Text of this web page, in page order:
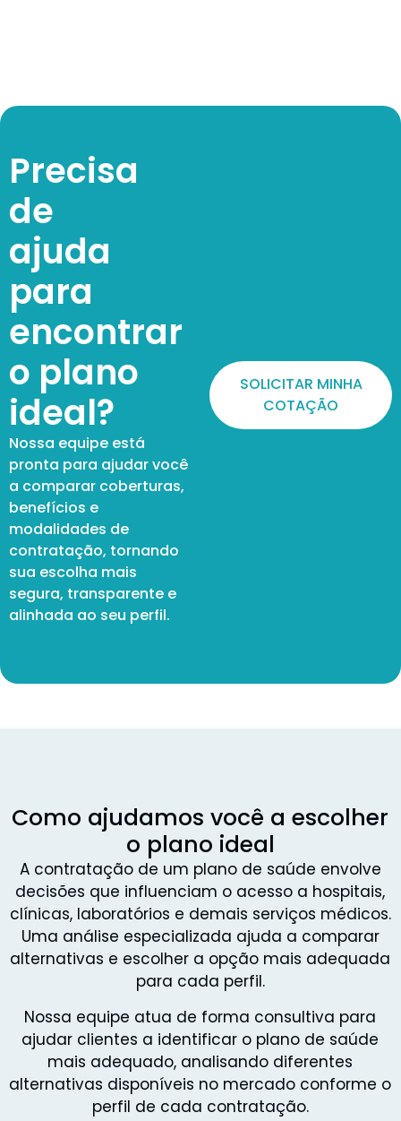
Precisa
de
ajuda
para
encontrar
o plano
ideal?
Nossa equipe está
pronta para ajudar você
a comparar coberturas,
benefícios e
modalidades de
contratação, tornando
sua escolha mais
segura, transparente e
alinhada ao seu perfil.
SOLICITAR MINHA
COTAÇÃO
Como ajudamos você a escolher
o plano ideal
A contratação de um plano de saúde envolve
decisões que influenciam o acesso a hospitais,
clínicas, laboratórios e demais serviços médicos.
Uma análise especializada ajuda a comparar
alternativas e escolher a opção mais adequada
para cada perfil.
Nossa equipe atua de forma consultiva para
ajudar clientes a identificar o plano de saúde
mais adequado, analisando diferentes
alternativas disponíveis no mercado conforme o
perfil de cada contratação.